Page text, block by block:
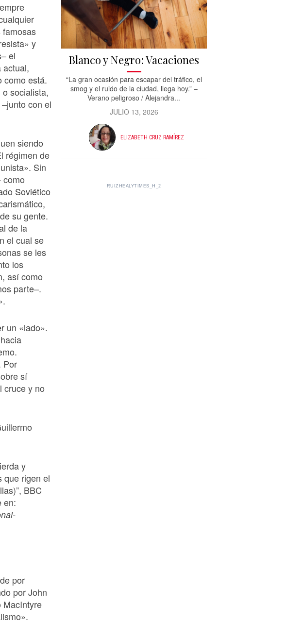
y
el
actual,
como está.
socialista,
con el
siendo
régimen de
Sin
como
Soviético
su gente.
de la
el cual se
se les
los
así como
parte–.
un «lado».
Por
sí
cruce y no
y
que rigen el
BBC
en:
por
por John
MacIntyre
Blanco y Negro: Vacaciones
“La gran ocasión para escapar del tráfico, el
smog y el ruido de la ciudad, llega hoy.” –
Verano peligroso / Alejandra...
JULIO 13, 2026
ELIZABETH CRUZ RAMÍREZ
RUIZHEALYTIMES_H_2